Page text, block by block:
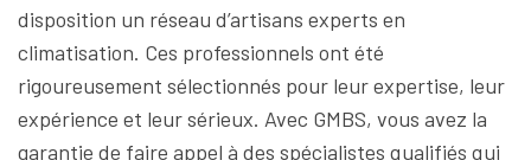
disposition un réseau d’artisans experts en
climatisation. Ces professionnels ont été
rigoureusement sélectionnés pour leur expertise, leur
expérience et leur sérieux. Avec GMBS, vous avez la
garantie de faire appel à des spécialistes qualifiés qui